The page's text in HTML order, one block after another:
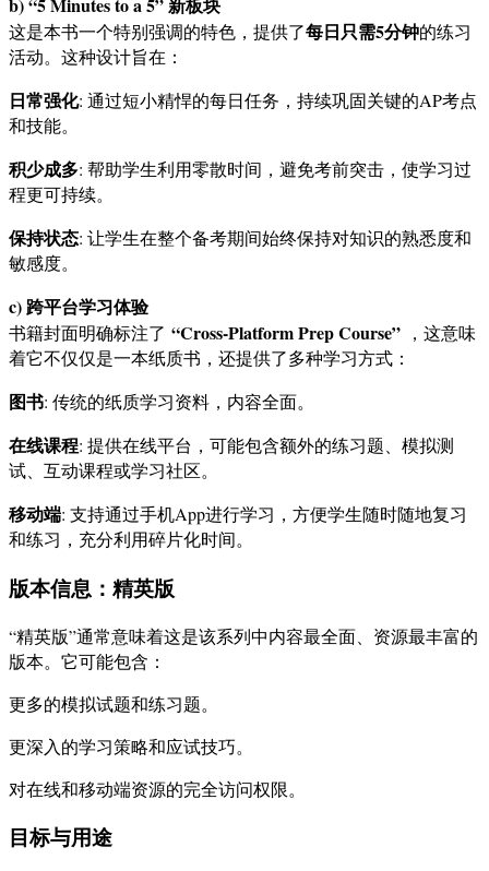
b) “5 Minutes to a 5” 新板块
这是本书一个特别强调的特色，提供了每日只需5分钟的练习
活动。这种设计旨在：
日常强化: 通过短小精悍的每日任务，持续巩固关键的AP考点
和技能。
积少成多: 帮助学生利用零散时间，避免考前突击，使学习过
程更可持续。
保持状态: 让学生在整个备考期间始终保持对知识的熟悉度和
敏感度。
c) 跨平台学习体验
书籍封面明确标注了 “Cross-Platform Prep Course” ，这意味
着它不仅仅是一本纸质书，还提供了多种学习方式：
图书: 传统的纸质学习资料，内容全面。
在线课程: 提供在线平台，可能包含额外的练习题、模拟测
试、互动课程或学习社区。
移动端: 支持通过手机App进行学习，方便学生随时随地复习
和练习，充分利用碎片化时间。
版本信息：精英版
“精英版”通常意味着这是该系列中内容最全面、资源最丰富的
版本。它可能包含：
更多的模拟试题和练习题。
更深入的学习策略和应试技巧。
对在线和移动端资源的完全访问权限。
目标与用途